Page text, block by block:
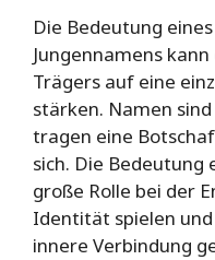
Die Bedeutung
Jungennamens
Trägers auf eine
stärken. Namen
tragen eine
sich. Die Bedeutung
große Rolle bei der
Identität spielen
innere Verbindung